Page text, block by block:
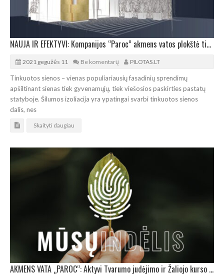
NAUJA IR EFEKTYVI: Kompanijos “Paroc” akmens vatos plokštė tinkuojamoms sienoms
2021 gegužės 11 Be komentarų PILOTAS.LT
Tinkuotos sienos – vienas populiariausių fasadinių sprendimų
apšiltinant sienas tiek gyvenamųjų, tiek viešosios paskirties pastatų
statyboje. Šilumos izoliacija yra ypatingai svarbi tinkuotos sienos
dalis, nes
Skaityti daugiau
AKMENS VATA „PAROC“: Aktyvi Tvarumo judėjimo ir Žaliojo kurso dalyvė